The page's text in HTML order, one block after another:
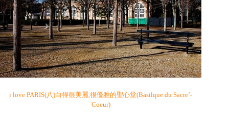
i love PARIS(八)白得很美麗,很優雅的聖心堂(Basilque du Sacre’-
Coeur)